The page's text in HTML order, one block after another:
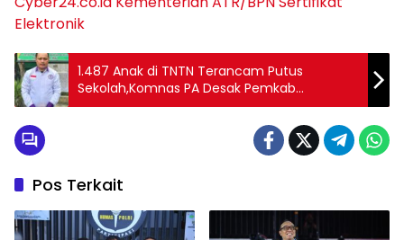
Elektronik
1.487 Anak di TNTN Terancam Putus
Sekolah,Komnas PA Desak Pemkab
Pelalawan Bertindak Cepat
Pos Terkait